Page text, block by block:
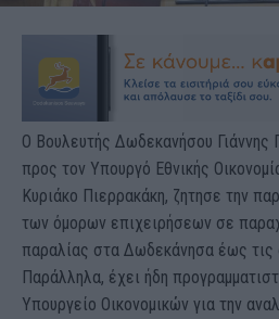
Ο Βουλευτής Δωδεκανήσου
προς τον Υπουργό Εθνικής
Κυριάκο Πιερρακάκη, ζητησε την
των όμορων επιχειρήσεων σε
παραλίας στα Δωδεκάνησα έως τις
Παράλληλα, έχει ήδη
Υπουργείο Οικονομικών για την